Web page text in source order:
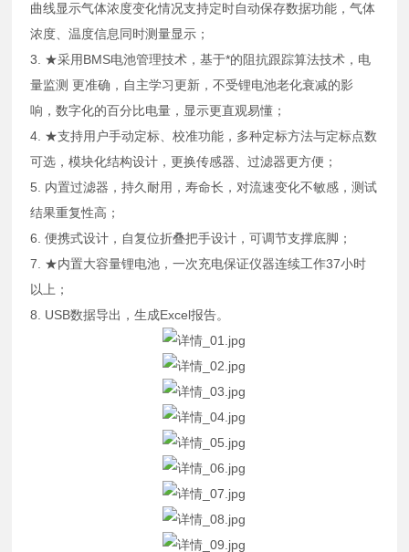
曲线显示气体浓度变化情况支持定时自动保存数据功能，气体
浓度、温度信息同时测量显示；
3. ★采用BMS电池管理技术，基于*的阻抗跟踪算法技术，电
量监测 更准确，自主学习更新，不受锂电池老化衰减的影
响，数字化的百分比电量，显示更直观易懂；
4. ★支持用户手动定标、校准功能，多种定标方法与定标点数
可选，模块化结构设计，更换传感器、过滤器更方便；
5. 内置过滤器，持久耐用，寿命长，对流速变化不敏感，测试
结果重复性高；
6. 便携式设计，自复位折叠把手设计，可调节支撑底脚；
7. ★内置大容量锂电池，一次充电保证仪器连续工作37小时
以上；
8. USB数据导出，生成Excel报告。